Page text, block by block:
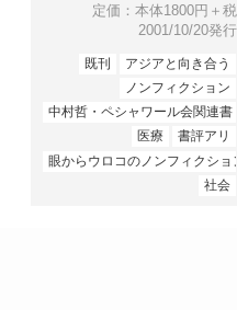
定価：本体1800円＋税
2001/10/20発行
既刊
アジアと向き合う
ノンフィクション
中村哲・ペシャワール会関連書
医療
書評アリ
眼からウロコのノンフィクション
社会